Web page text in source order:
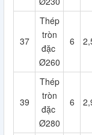
37
Thép
tròn
đặc
Ø260
6
39
Thép
tròn
đặc
Ø280
6